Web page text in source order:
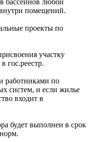
бассейнов любой
помещений.
проекты по
участку
гос.реестр.
работниками по
систем, и если жилье
входит в
будет выполнен в срок